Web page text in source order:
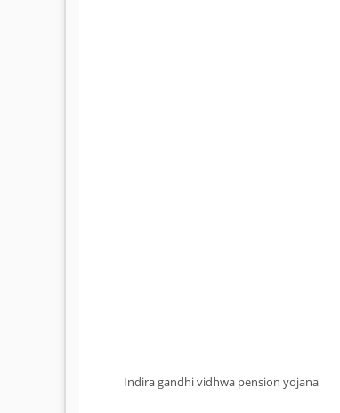
Indira gandhi vidhwa pension yojana